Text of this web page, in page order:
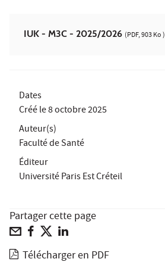
IUK - M3C - 2025/2026 (PDF, 903 Ko )
Dates
Créé le8 octobre 2025
Auteur(s)
Faculté de Santé
Éditeur
Université Paris Est Créteil
Partager cette page
Télécharger en PDF